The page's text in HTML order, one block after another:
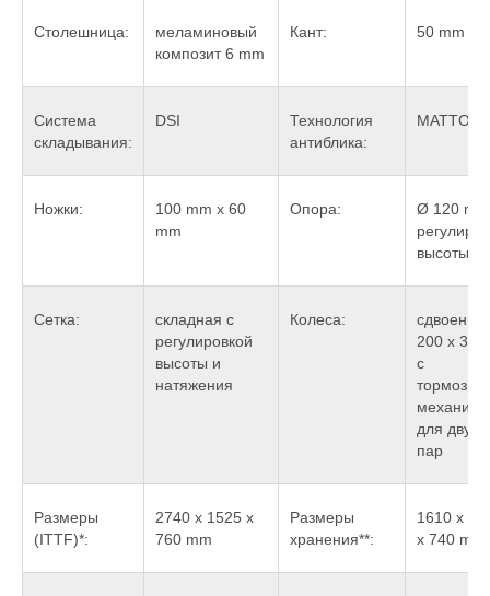
Столешница:
меламиновый
композит 6 mm
Кант: 50 mm
Система
складывания:
DSI
Технология
антиблика:
MATTOP
Ножки:
100 mm x 60
mm
Опора:
Ø 120
высоты
Сетка:
складная с
регулировкой
высоты и
натяжения
Колеса:
200 x 32
с
для двух
пар
Размеры
(ITTF)*:
2740 x 1525 x
760 mm
Размеры
хранения**:
1610 x
x 740 mm